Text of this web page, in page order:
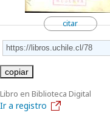
citar
copiar
Libro en Biblioteca Digital
Ir a registro